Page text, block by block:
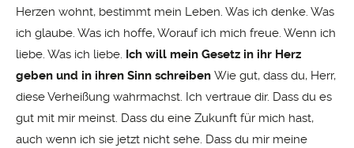
Herzen wohnt, bestimmt mein Leben. Was ich denke. Was
ich glaube. Was ich hoffe, Worauf ich mich freue. Wenn ich
liebe. Was ich liebe. Ich will mein Gesetz in ihr Herz
geben und in ihren Sinn schreiben Wie gut, dass du, Herr,
diese Verheißung wahrmachst. Ich vertraue dir. Dass du es
gut mit mir meinst. Dass du eine Zukunft für mich hast,
auch wenn ich sie jetzt nicht sehe. Dass du mir meine